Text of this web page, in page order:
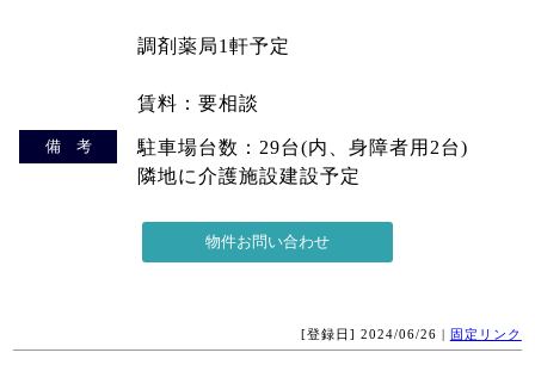
調剤薬局1軒予定
賃料：要相談
備 考
駐車場台数：29台(内、身障者用2台)
隣地に介護施設建設予定
[登録日] 2024/06/26 | 固定リンク